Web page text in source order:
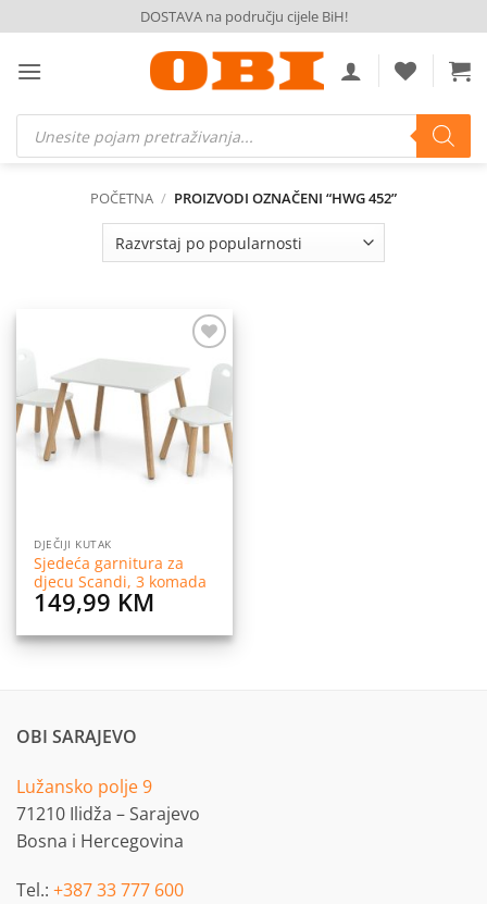
to
content
DOSTAVA na području cijele BiH!
Products
search
POČETNA / PROIZVODI OZNAČENI “HWG 452”
Dodaj
na
listu
želja
DJEČIJI KUTAK
Sjedeća garnitura za
djecu Scandi, 3 komada
149,99 KM
OBI SARAJEVO
Lužansko polje 9
71210 Ilidža – Sarajevo
Bosna i Hercegovina
Tel.: +387 33 777 600